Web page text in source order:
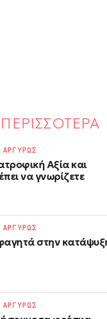
ΠΕΡΙΣΣΟΤΕΡΑ
Αξία και
να γνωρίζετε
στην